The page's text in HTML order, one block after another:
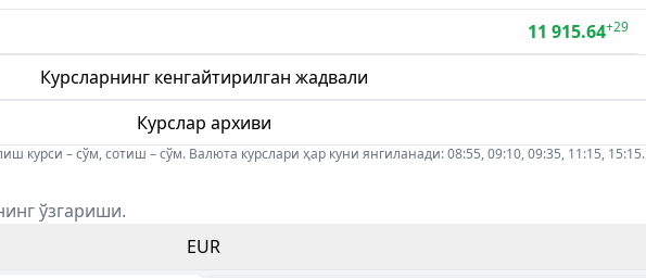
11 915.64+29
Курсларнинг кенгайтирилган жадвали
Курслар архиви
курси – сўм, сотиш – сўм. Валюта курслари ҳар куни янгиланади: 08:55, 09:10, 09:35, 11:15, 15:15.
ўзгариши.
EUR